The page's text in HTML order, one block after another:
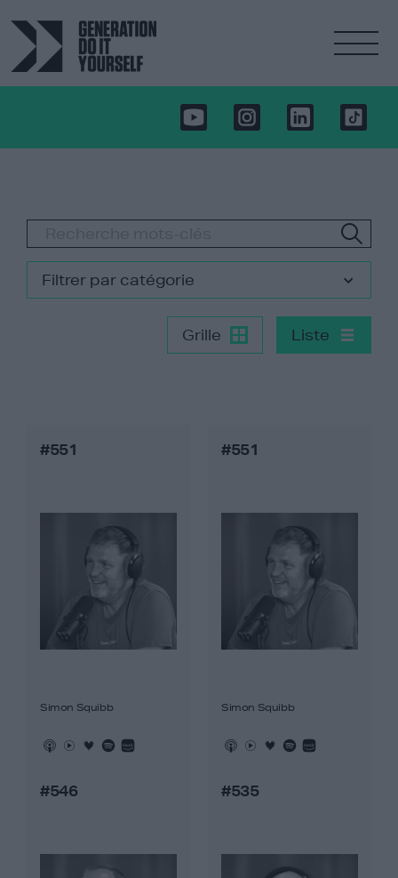
Filtrer par catégorie
Grille Liste
#551
Simon Squibb
#551
Simon Squibb
#546 #535